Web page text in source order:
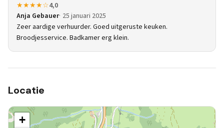
★★★★☆4,0
Anja Gebauer 25 januari 2025
Zeer aardige verhuurder. Goed uitgeruste keuken.
Broodjesservice. Badkamer erg klein.
Locatie
+